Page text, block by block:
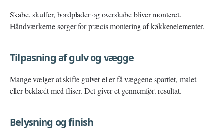
Skabe, skuffer, bordplader og overskabe bliver monteret.
Håndværkerne sørger for præcis montering af køkkenelementer.
Tilpasning af gulv og vægge
Mange vælger at skifte gulvet eller få væggene spartlet, malet
eller beklædt med fliser. Det giver et gennemført resultat.
Belysning og finish